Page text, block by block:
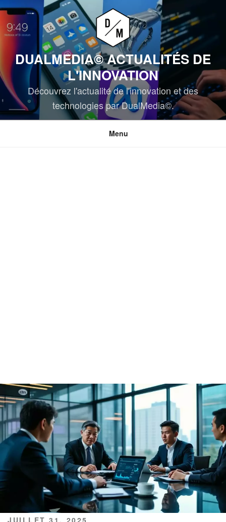
Aller
au
contenu
DUALMEDIA© ACTUALITÉS DE
L'INNOVATION
Découvrez l'actualité de l'innovation et des
technologies par DualMedia©.
Menu